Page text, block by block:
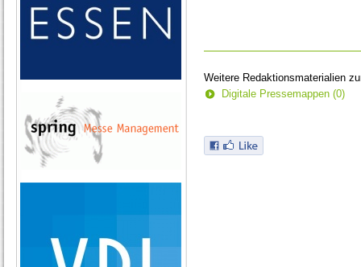
Weitere Redaktionsmaterialien
Digitale Pressemappen (0)